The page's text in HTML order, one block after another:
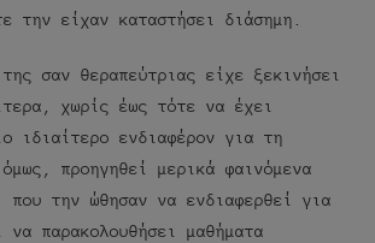
την είχαν καταστήσει διάσημη.
σαν θεραπεύτριας είχε ξεκινήσει
χωρίς έως τότε να έχει
ιδιαίτερο ενδιαφέρον για τη
προηγηθεί μερικά φαινόμενα
που την ώθησαν να ενδιαφερθεί για
να παρακολουθήσει μαθήματα